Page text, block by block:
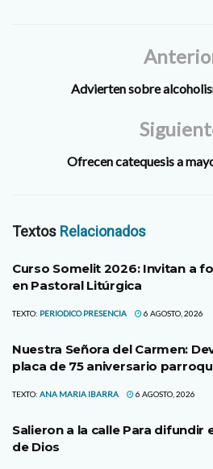
Advierten sobre
Ofrecen catequesis a
Textos Relacionados
Curso Somelit 2026: Invitan a
en Pastoral Litúrgica
TEXTO: PERIODICO PRESENCIA 6 AGOSTO, 2026
Nuestra Señora del Carmen:
placa de 75 aniversario
TEXTO: ANA MARIA IBARRA 6 AGOSTO, 2026
Salieron a la calle Para difundir
de Dios